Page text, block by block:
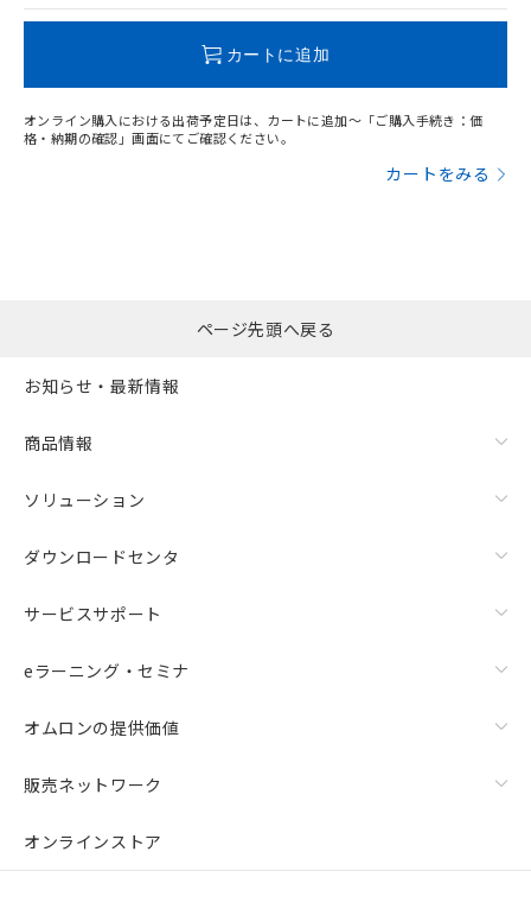
カートに追加
オンライン購入における出荷予定日は、カートに追加～「ご購入手続き：価
格・納期の確認」画面にてご確認ください。
カートをみる
ページ先頭へ戻る
お知らせ・最新情報
商品情報
ソリューション
ダウンロードセンタ
サービスサポート
eラーニング・セミナ
オムロンの提供価値
販売ネットワーク
オンラインストア